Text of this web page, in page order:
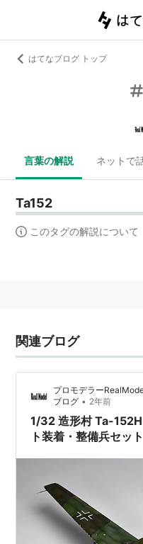
はてなブログ トップ
言葉の解説 ネットで
Ta152
このタグの解説について
関連ブログ
プロモデラー
ブログ • 2年前
1/32 造形村 Ta-
ト装着・整備兵セット